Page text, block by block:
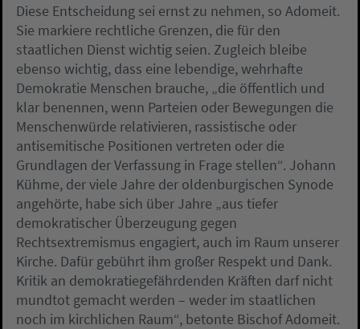
Diese Entscheidung sei ernst zu nehmen, so Adomeit.
Sie markiere rechtliche Grenzen, die für den
staatlichen Dienst wichtig seien. Zugleich bleibe
ebenso wichtig, dass eine lebendige, wehrhafte
Demokratie Menschen brauche, „die öffentlich und
klar benennen, wenn Parteien oder Bewegungen die
Menschenwürde relativieren, rassistische oder
antisemitische Positionen vertreten oder die
Grundlagen der Verfassung in Frage stellen“. Johann
Kühme, der viele Jahre der oldenburgischen Synode
angehörte, habe sich über Jahre „aus tiefer
demokratischer Überzeugung gegen
Rechtsextremismus engagiert, auch im Raum unserer
Kirche. Dafür gebührt ihm großer Respekt und Dank.
Kritik an demokratiegefährdenden Kräften darf nicht
mundtot gemacht werden – weder im staatlichen
noch im kirchlichen Raum“, betonte Bischof Adomeit.